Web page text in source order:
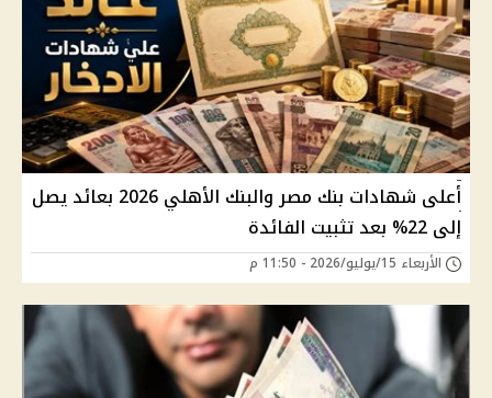
أعلى شهادات بنك مصر والبنك الأهلي 2026 بعائد يصل
إلى 22% بعد تثبيت الفائدة
الأربعاء 15/يوليو/2026 - 11:50 م